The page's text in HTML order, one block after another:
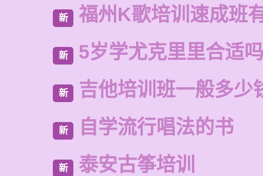
新 福州K歌培训速成班
新 5岁学尤克里里合适
新 吉他培训班一般多少
新 自学流行唱法的书
新 泰安古筝培训